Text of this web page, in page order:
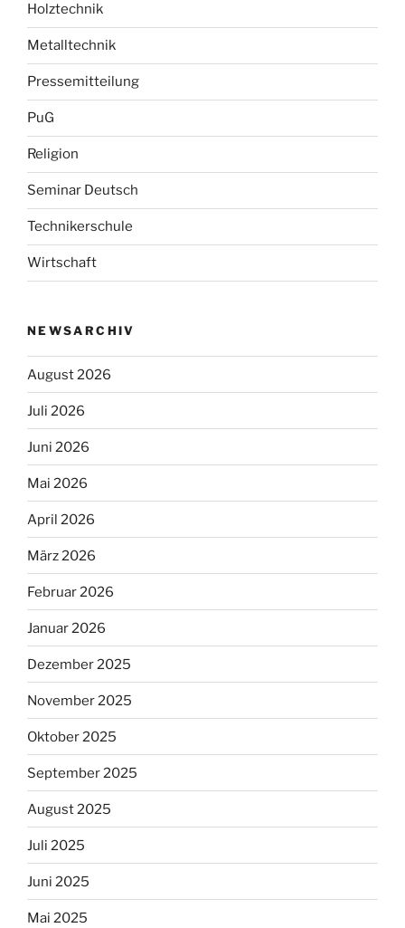
Holztechnik
Metalltechnik
Pressemitteilung
PuG
Religion
Seminar Deutsch
Technikerschule
Wirtschaft
NEWSARCHIV
August 2026
Juli 2026
Juni 2026
Mai 2026
April 2026
März 2026
Februar 2026
Januar 2026
Dezember 2025
November 2025
Oktober 2025
September 2025
August 2025
Juli 2025
Juni 2025
Mai 2025